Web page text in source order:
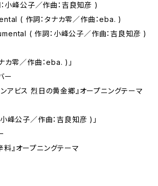
小峰公子／作曲：吉良知彦 )
( 作詞：タナカ零／作曲：eba. )
( 作詞：小峰公子／作曲：吉良知彦 )
カ零／作曲：eba. )」
ー
ンアビス 烈日の黄金郷』オープニングテーマ
峰公子／作曲：吉良知彦 )」
料』オープニングテーマ